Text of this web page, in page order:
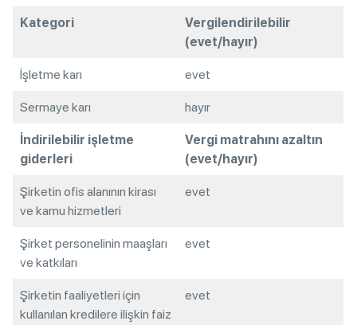
Kategori
Vergilendirilebilir
(evet/hayır)
İşletme karı evet
Sermaye karı hayır
İndirilebilir işletme
giderleri
Vergi matrahını azaltın
(evet/hayır)
Şirketin ofis alanının kirası
ve kamu hizmetleri
evet
Şirket personelinin maaşları
ve katkıları
evet
Şirketin faaliyetleri için
kullanılan kredilere ilişkin faiz
evet